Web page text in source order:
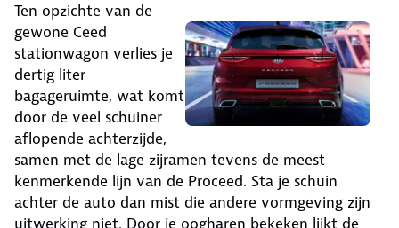
Ten opzichte van de
gewone Ceed
stationwagon verlies je
dertig liter
bagageruimte, wat komt
door de veel schuiner
aflopende achterzijde,
samen met de lage zijramen tevens de meest
kenmerkende lijn van de Proceed. Sta je schuin
achter de auto dan mist die andere vormgeving zijn
uitwerking niet. Door je oogharen bekeken lijkt de